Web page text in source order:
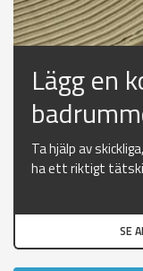
Lägg en
Ta hjälp av
ha ett riktigt
SE